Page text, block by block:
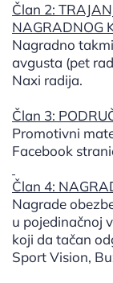
Član 2:
NAGRADNOG
Nagradno
avgusta (pet
Naxi radija.
Član 3:
Promotivni
Facebook
Član 4:
Nagrade
u pojedinačnoj
koji da tačan
Sport Vision,